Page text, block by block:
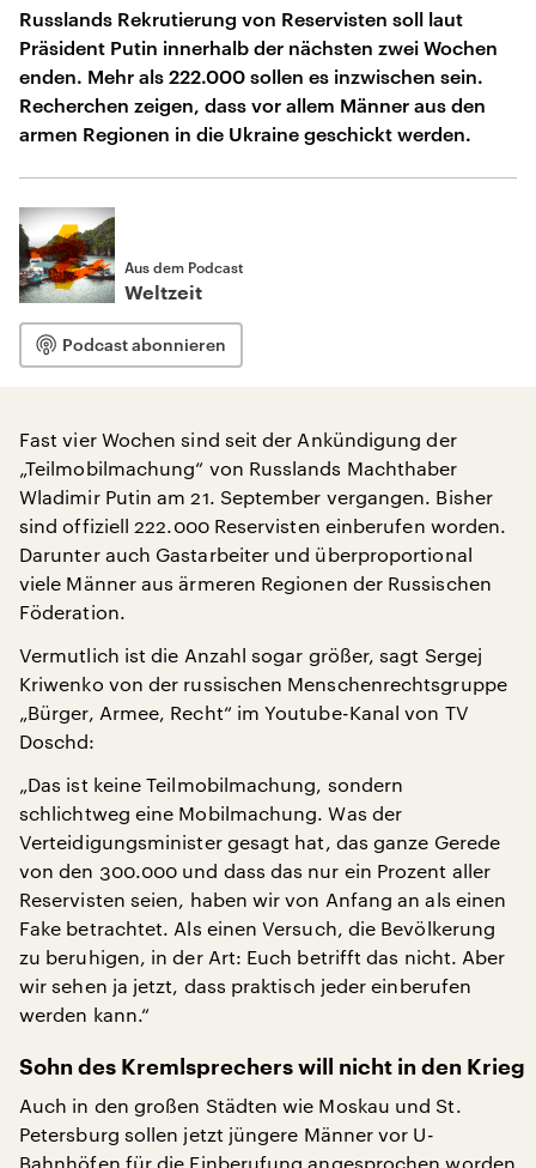
Russlands Rekrutierung von Reservisten soll laut
Präsident Putin innerhalb der nächsten zwei Wochen
enden. Mehr als 222.000 sollen es inzwischen sein.
Recherchen zeigen, dass vor allem Männer aus den
armen Regionen in die Ukraine geschickt werden.
Aus dem Podcast
Weltzeit
Podcast abonnieren
Fast vier Wochen sind seit der Ankündigung der
„Teilmobilmachung“ von Russlands Machthaber
Wladimir Putin am 21. September vergangen. Bisher
sind offiziell 222.000 Reservisten einberufen worden.
Darunter auch Gastarbeiter und überproportional
viele Männer aus ärmeren Regionen der Russischen
Föderation.
Vermutlich ist die Anzahl sogar größer, sagt Sergej
Kriwenko von der russischen Menschenrechtsgruppe
„Bürger, Armee, Recht“ im Youtube-Kanal von TV
Doschd:
„Das ist keine Teilmobilmachung, sondern
schlichtweg eine Mobilmachung. Was der
Verteidigungsminister gesagt hat, das ganze Gerede
von den 300.000 und dass das nur ein Prozent aller
Reservisten seien, haben wir von Anfang an als einen
Fake betrachtet. Als einen Versuch, die Bevölkerung
zu beruhigen, in der Art: Euch betrifft das nicht. Aber
wir sehen ja jetzt, dass praktisch jeder einberufen
werden kann.“
Sohn des Kremlsprechers will nicht in den Krieg
Auch in den großen Städten wie Moskau und St.
Petersburg sollen jetzt jüngere Männer vor U-
Bahnhöfen für die Einberufung angesprochen worden